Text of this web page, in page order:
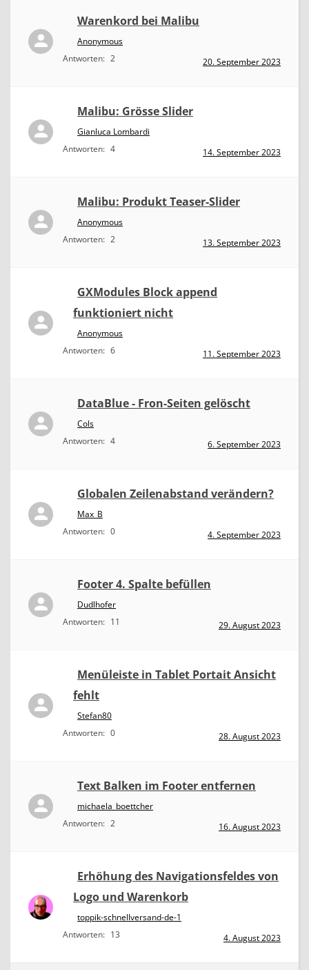
Warenkord bei Malibu
Anonymous
Antworten: 2 20. September 2023
Malibu: Grösse Slider
Gianluca Lombardi
Antworten: 4 14. September 2023
Malibu: Produkt Teaser-Slider
Anonymous
Antworten: 2 13. September 2023
GXModules Block append
funktioniert nicht
Anonymous
Antworten: 6 11. September 2023
DataBlue - Fron-Seiten gelöscht
Cols
Antworten: 4 6. September 2023
Globalen Zeilenabstand verändern?
Max_B
Antworten: 0 4. September 2023
Footer 4. Spalte befüllen
Dudlhofer
Antworten: 11 29. August 2023
Menüleiste in Tablet Portait Ansicht
fehlt
Stefan80
Antworten: 0 28. August 2023
Text Balken im Footer entfernen
michaela_boettcher
Antworten: 2 16. August 2023
Erhöhung des Navigationsfeldes von
Logo und Warenkorb
toppik-schnellversand-de-1
Antworten: 13 4. August 2023